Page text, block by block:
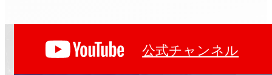
ニュースリリース
東京テクニカルセンター開設のご案内